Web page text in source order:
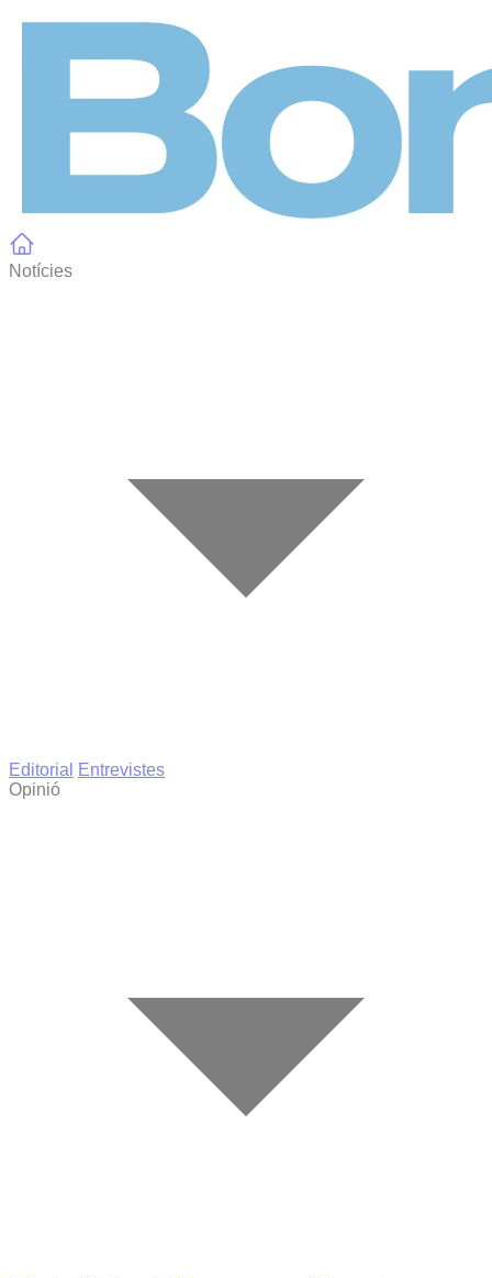
Notícies
Editorial
Entrevistes
Opinió